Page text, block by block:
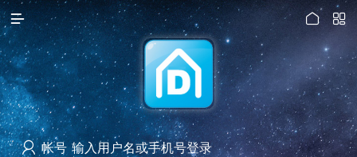

访问电脑版
 

 帐号